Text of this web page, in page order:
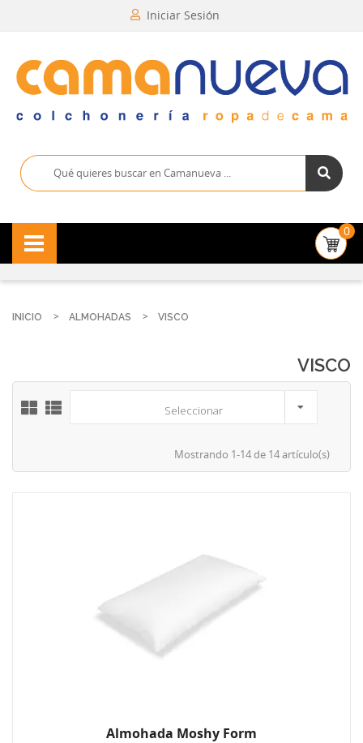
Iniciar Sesión
0
INICIO ALMOHADAS VISCO
VISCO
Seleccionar
Mostrando 1-14 de 14 artículo(s)
Almohada Moshy Form